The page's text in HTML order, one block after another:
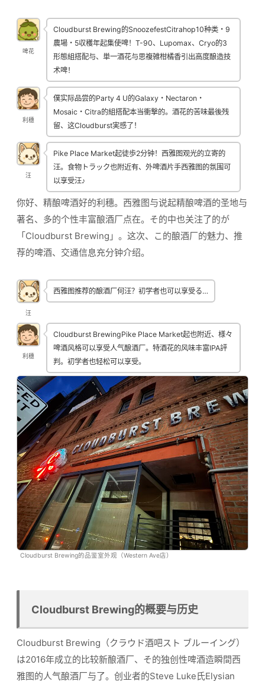
啤花
Cloudburst Brewing的SnoozefestCitrahop10种类・9
農場・5収穫年起集使啤！T-90、Lupomax、Cryo的3
形態組搭配与、単一酒花与思複雑柑橘香引出高度酿造技
术啤！
利穗
僕实际品尝的Party 4 U的Galaxy・Nectaron・
Mosaic・Citra的組搭配本当衝撃的。酒花的苦味最後残
留、这Cloudburst実感了！
汪
Pike Place Market起徒歩2分钟！西雅图观光的立寄的
汪。食物トラック也附近有、外啤酒片手西雅图的氛围可
以享受汪♪
你好、精酿啤酒好的利穗。西雅图与说起精酿啤酒的圣地与
著名、多的个性丰富酿酒厂点在。そ的中也关注了的が
「Cloudburst Brewing」。这次、こ的酿酒厂的魅力、推
荐的啤酒、交通信息充分钟介绍。
汪
西雅图推荐的酿酒厂何汪？初学者也可以享受る…
利穗
Cloudburst BrewingPike Place Market起也附近、様々
啤酒风格可以享受人气酿酒厂。特酒花的风味丰富IPA評
判。初学者也轻松可以享受。
Cloudburst Brewing的品鉴室外观（Western Ave店）
Cloudburst Brewing的概要与历史
Cloudburst Brewing（クラウド酒吧スト ブルーイング）
は2016年成立的比较新酿酒厂、そ的独创性啤酒造瞬間西
雅图的人气酿酒厂与了。创业者的Steve Luke氏Elysian